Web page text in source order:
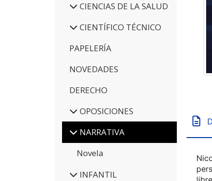
CIENCIAS DE LA SALUD
CIENTÍFICO TÉCNICO
PAPELERÍA
NOVEDADES
DERECHO
OPOSICIONES
NARRATIVA
Novela
INFANTIL